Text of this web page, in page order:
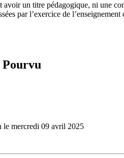
avoir un titre pédagogique, ni une
par l’exercice de l’enseignement
Pourvu
mercredi 09 avril 2025